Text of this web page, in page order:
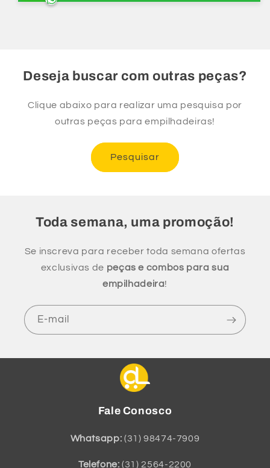
Deseja buscar com outras peças?
Clique abaixo para realizar uma pesquisa por
outras peças para empilhadeiras!
Pesquisar
Toda semana, uma promoção!
Se inscreva para receber toda semana ofertas
exclusivas de peças e combos para sua
empilhadeira!
E-mail
Fale Conosco
Whatsapp: (31) 98474-7909
Telefone: (31) 2564-2200